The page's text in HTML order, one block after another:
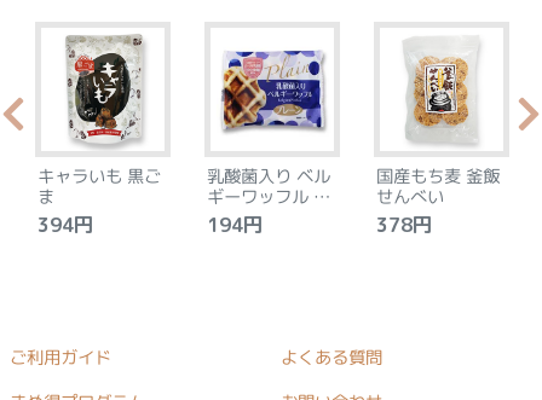
キャラいも 黒ご
ま
394円
乳酸菌入り ベル
ギーワッフル プ
レーン
194円
国産もち麦 釜飯
せんべい
378円
ご利用ガイド よくある質問